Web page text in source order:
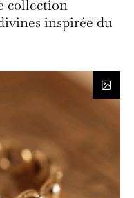
collection
inspirée du